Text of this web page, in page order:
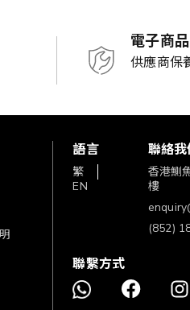
電子商
供應商保
語言
繁
EN
聯絡我
香港鰂
樓
(852)
聯繫方式